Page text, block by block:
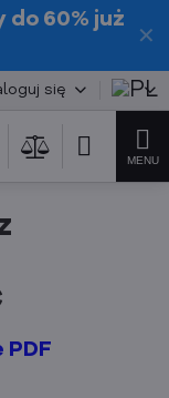
✕
do 60% już
się